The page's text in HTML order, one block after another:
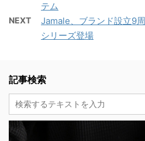
テム
NEXT
Jamale、ブランド設立9
シリーズ登場
記事検索